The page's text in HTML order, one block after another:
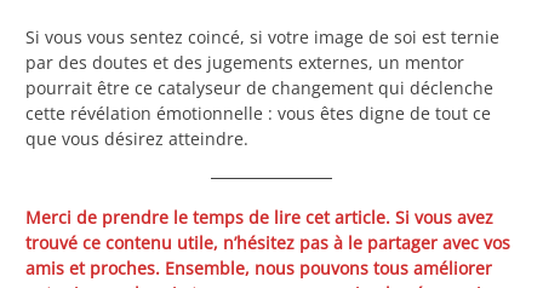
Si vous vous sentez coincé, si votre image de soi est ternie
par des doutes et des jugements externes, un mentor
pourrait être ce catalyseur de changement qui déclenche
cette révélation émotionnelle : vous êtes digne de tout ce
que vous désirez atteindre.
Merci de prendre le temps de lire cet article. Si vous avez
trouvé ce contenu utile, n’hésitez pas à le partager avec vos
amis et proches. Ensemble, nous pouvons tous améliorer